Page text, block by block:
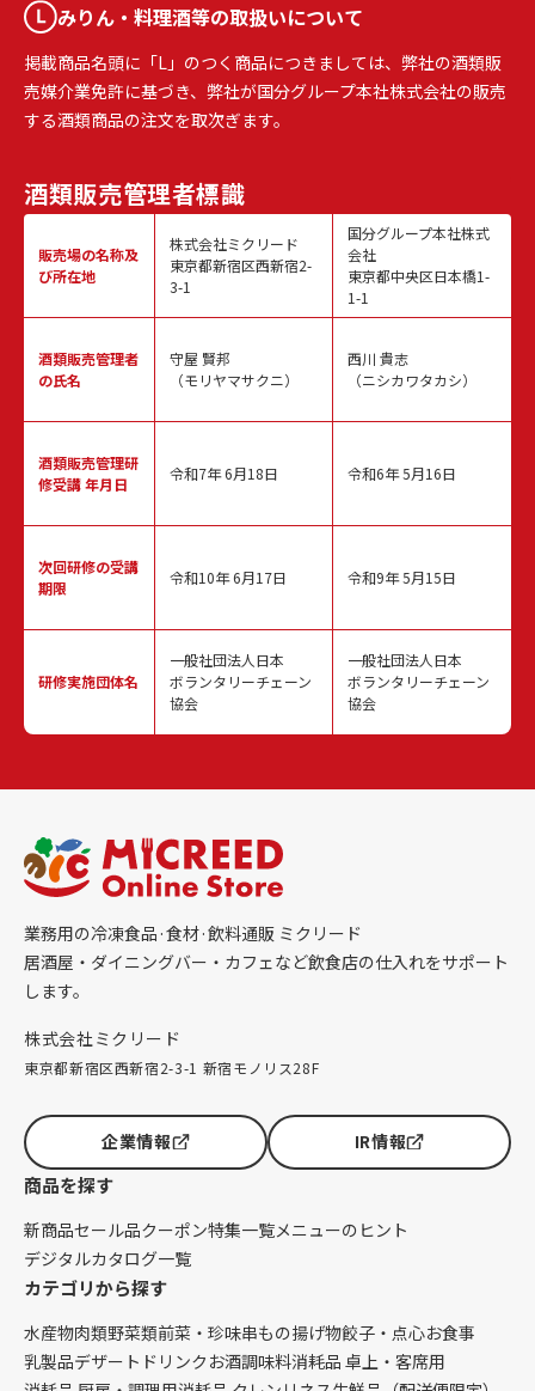
みりん・料理酒等の取扱いについて
掲載商品名頭に「L」のつく商品につきましては、弊社の酒類販
売媒介業免許に基づき、弊社が国分グループ本社株式会社の販売
する酒類商品の注文を取次ぎます。
酒類販売管理者標識
販売場の名称及
び所在地
酒類販売管理者
の氏名
酒類販売管理研
修受講 年月日
次回研修の受講
期限
研修実施団体名
株式会社ミクリード
東京都新宿区西新宿2-
3-1
守屋 賢邦
（モリヤマサクニ）
令和7年 6月18日
令和10年 6月17日
一般社団法人日本
ボランタリーチェーン
協会
国分グループ本社株式
会社
東京都中央区日本橋1-
1-1
西川 貴志
（ニシカワタカシ）
令和6年 5月16日
令和9年 5月15日
一般社団法人日本
ボランタリーチェーン
協会
業務用の冷凍食品·食材·飲料通販 ミクリード
居酒屋・ダイニングバー・カフェなど飲食店の仕入れをサポート
します。
株式会社ミクリード
東京都新宿区西新宿2-3-1 新宿モノリス28F
企業情報 IR情報
商品を探す
新商品セール品クーポン特集一覧メニューのヒント
デジタルカタログ一覧
カテゴリから探す
水産物肉類野菜類前菜・珍味串もの揚げ物餃子・点心お食事
乳製品デザート ドリンク お酒調味料消耗品 卓上・客席用